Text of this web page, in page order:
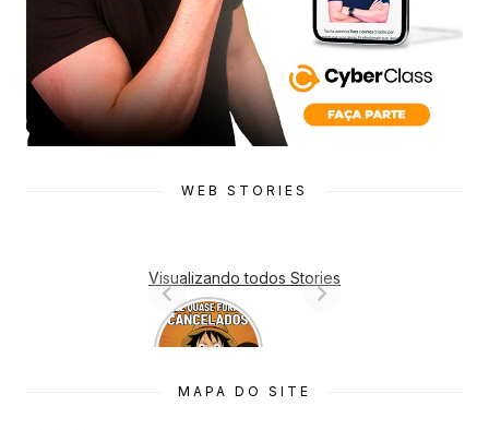
WEB STORIES
Visualizando todos Stories
7 Animes
que quase
s
MAPA DO SITE